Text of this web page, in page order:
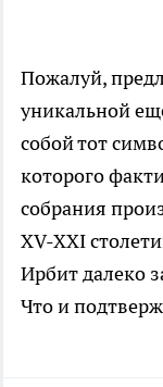
Пожалуй,
уникальной
собой тот
которого
собрания
XV-XXI
Ирбит далеко
Что и